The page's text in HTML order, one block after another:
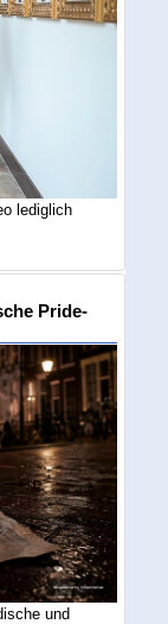
lediglich
Pride-
und